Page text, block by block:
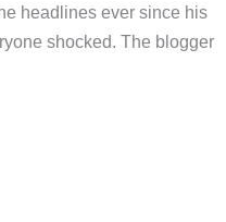
headlines ever since his
shocked. The blogger